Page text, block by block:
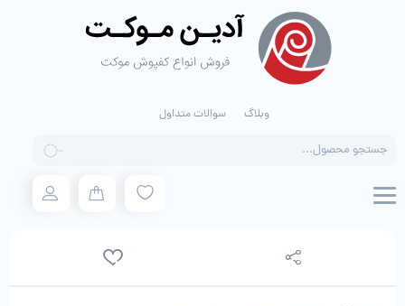
وبلاگ سوالات متداول
search